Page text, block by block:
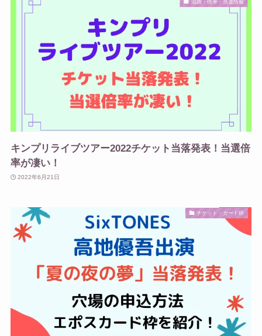
混雑・倍率・当選情報
キンプリライブツアー2022チケット当落発表！当選倍
率が凄い！
2022年6月21日
チケット・カード枠